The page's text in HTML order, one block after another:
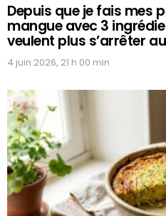
Depuis que je fais mes
mangue avec 3
veulent plus s’arrêter
4 juin 2026, 21 h 00 min